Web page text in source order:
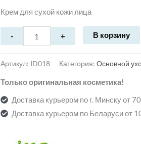
Крем для сухой кожи лица
В корзину
Артикул: ID018 Категория: Основной
Только оригинальная косметика!
Доставка курьером по г. Минску от
Доставка курьером по Беларуси от